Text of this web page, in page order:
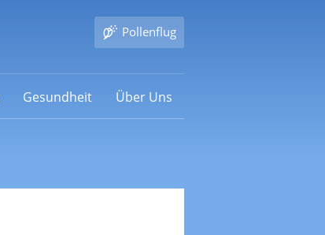
Pollenflug
Gesundheit Über Uns